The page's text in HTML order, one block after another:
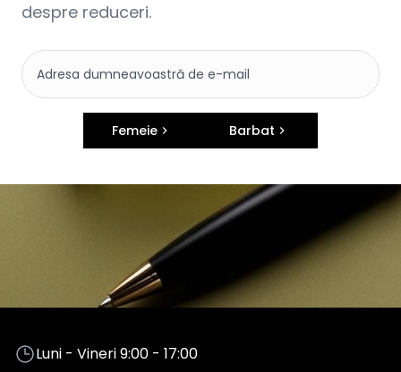
despre reduceri.
Femeie Barbat
Luni - Vineri 9:00 - 17:00